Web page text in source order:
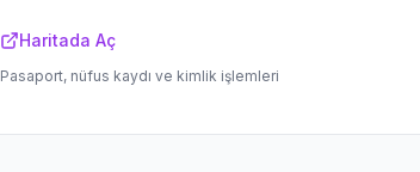
Haritada Aç
Pasaport, nüfus kaydı ve kimlik işlemleri